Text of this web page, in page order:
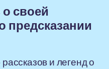
своей
предсказании
и легенд о